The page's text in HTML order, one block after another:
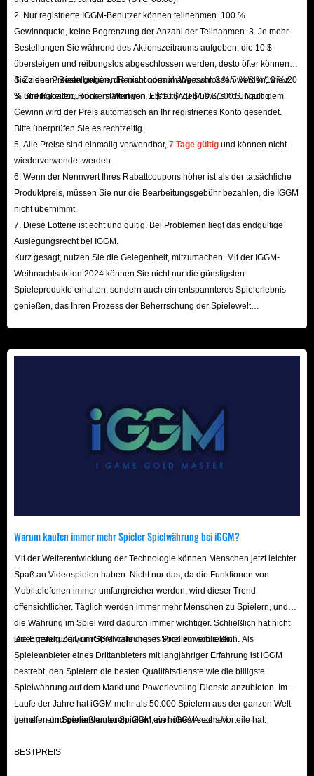
In Dark December kehren die Spieler in das Land
zurück, das von dreizehn Göttern regiert wird: Zwölf
wachen über die Schöpfung und Ordnung, während der
Da sich Valknuts Bedrohung über die ganze Welt
ausbreitet, ist es Ihre Mission, mächtige Charaktere zu
erschaffen und den syrischen Stamm anzuführen. Nutzen
Sie das einzigartige Skill- und Crafting-System, um die
Wahrheit auf dem Kontinent Traum aufzudecken und
schließlich Valknut, den Gott der Zerstörung, zu stürzen.
2. Nur registrierte IGGM-Benutzer können teilnehmen. 100 %
Gewinnquote, keine Begrenzung der Anzahl der Teilnahmen. 3. Je mehr
Bestellungen Sie während des Aktionszeitraums aufgeben, die 10 $
übersteigen und reibungslos abgeschlossen werden, desto öfter können
Sie ziehen. Bestellungen, die nicht normal abgeschlossen werden, wie z.
B. Streitigkeiten, Rückerstattungen, Erstattungen usw., sind ungültig.
4. Zu den Preisen gehören Rabattcodes im Wert von 3 %/5 %/8 %/10 %/20
% und Rabattcoupons im Wert von 5 $/10 $/20 $/50 $/100 $. Nach dem
Gewinn wird der Preis automatisch an Ihr registriertes Konto gesendet.
Bitte überprüfen Sie es rechtzeitig.
5. Alle Preise sind einmalig verwendbar, 7 Tage gültig und können nicht
wiederverwendet werden.
6. Wenn der Nennwert Ihres Rabattcoupons höher ist als der tatsächliche
Produktpreis, müssen Sie nur die Bearbeitungsgebühr bezahlen, die IGGM
nicht übernimmt.
7. Diese Lotterie ist echt und gültig. Bei Problemen liegt das endgültige
Auslegungsrecht bei IGGM.
Kurz gesagt, nutzen Sie die Gelegenheit, mitzumachen. Mit der IGGM-
Weihnachtsaktion 2024 können Sie nicht nur die günstigsten
Spieleprodukte erhalten, sondern auch ein entspannteres Spielerlebnis
genießen, das Ihren Prozess der Beherrschung der Spielewelt
Warum kaufen immer mehr Spieler Spielwährung bei iGGM?
Mit der Weiterentwicklung der Technologie können Menschen jetzt leichter
Spaß an Videospielen haben. Nicht nur das, da die Funktionen von
Mobiltelefonen immer umfangreicher werden, wird dieser Trend
offensichtlicher. Täglich werden immer mehr Menschen zu Spielern, und
die Währung im Spiel wird dadurch immer wichtiger. Schließlich hat nicht
jeder genug Zeit, um Spielwährung im Spiel zu verdienen.
Die Entstehung von iGGM löste dieses Problem schließlich. Als
Spieleanbieter eines Drittanbieters mit langjähriger Erfahrung ist iGGM
bestrebt, den Spielern die besten Qualitätsdienste wie die billigste
Spielwährung auf dem Markt und Powerleveling-Dienste anzubieten. Im
Laufe der Jahre hat iGGM mehr als 50.000 Spielern aus der ganzen Welt
geholfen und genießt unter Spielern ein hohes Ansehen.
Immer mehr Spieler vertrauen iGGM, weil iGGM sechs Vorteile hat:
BESTPREIS